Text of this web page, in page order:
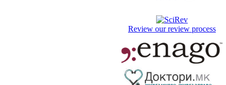
Review our review process